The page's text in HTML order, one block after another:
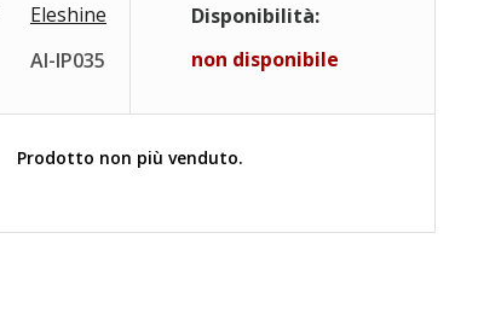
Eleshine
AI-IP035
Disponibilità:
non disponibile
Prodotto non più venduto.